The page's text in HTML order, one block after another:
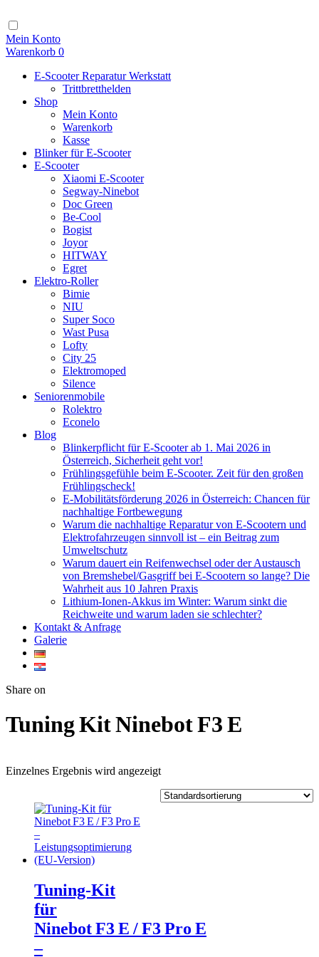
Inhalt
Mein Konto
Warenkorb 0
E-Scooter Reparatur Werkstatt
Trittbretthelden
Shop
Mein Konto
Warenkorb
Kasse
Blinker für E-Scooter
E-Scooter
Xiaomi E-Scooter
Segway-Ninebot
Doc Green
Be-Cool
Bogist
Joyor
HITWAY
Egret
Elektro-Roller
Bimie
NIU
Super Soco
Wast Pusa
Lofty
City 25
Elektromoped
Silence
Seniorenmobile
Rolektro
Econelo
Blog
Blinkerpflicht für E-Scooter ab 1. Mai 2026 in
Österreich, Sicherheit geht vor!
Frühlingsgefühle beim E-Scooter. Zeit für den großen
Frühlingscheck!
E-Mobilitätsförderung 2026 in Österreich: Chancen für
nachhaltige Fortbewegung
Warum die nachhaltige Reparatur von E-Scootern und
Elektrofahrzeugen sinnvoll ist – ein Beitrag zum
Umweltschutz
Warum dauert ein Reifenwechsel oder der Austausch
von Bremshebel/Gasgriff bei E-Scootern so lange? Die
Wahrheit aus 10 Jahren Praxis
Lithium-Ionen-Akkus im Winter: Warum sinkt die
Reichweite und warum laden sie schlechter?
Kontakt & Anfrage
Galerie
Share on
Tuning Kit Ninebot F3 E
Einzelnes Ergebnis wird angezeigt
Tuning‑Kit
für
Ninebot F3 E / F3 Pro E
–